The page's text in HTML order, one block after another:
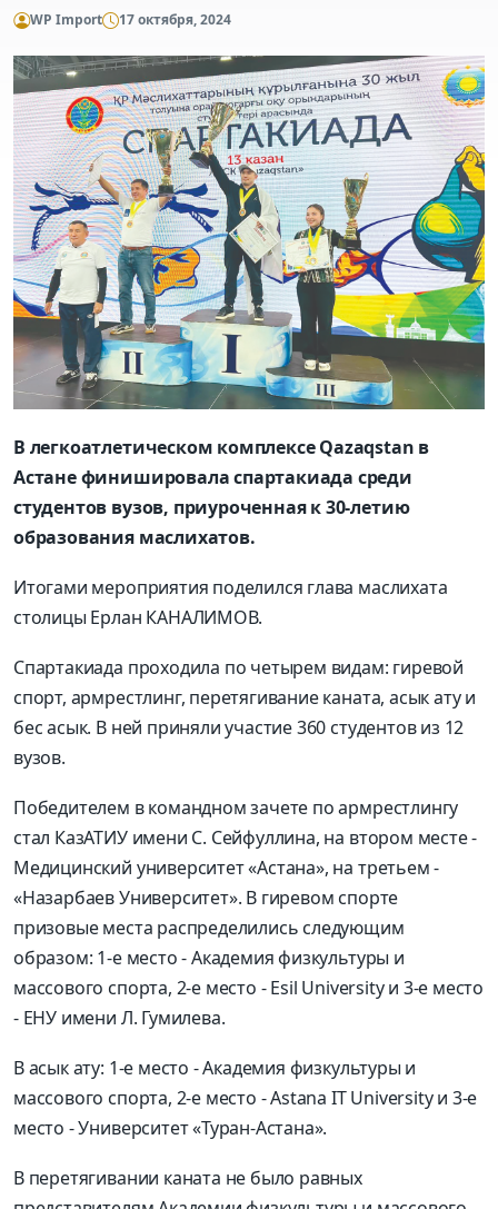
WP Import 17 октября, 2024
В легкоатлетическом комплексе Qazaqstan в
Астане финишировала спартакиада среди
студентов вузов, приуроченная к 30-летию
образования маслихатов.
Итогами мероприятия поделился глава маслихата
столицы Ерлан КАНАЛИМОВ.
Спартакиада проходила по четырем видам: гиревой
спорт, армрестлинг, перетягивание каната, асык ату и
бес асык. В ней приняли участие 360 студентов из 12
вузов.
Победителем в командном зачете по армрестлингу
стал КазАТИУ имени С. Сейфуллина, на втором месте -
Медицинский университет «Астана», на третьем -
«Назарбаев Университет». В гиревом спорте
призовые места распределились следующим
образом: 1-е место - Академия физкультуры и
массового спорта, 2-е место - Esil University и 3-е место
- ЕНУ имени Л. Гумилева.
В асык ату: 1-е место - Академия физкультуры и
массового спорта, 2-е место - Astana IT University и 3-е
место - Университет «Туран-Астана».
В перетягивании каната не было равных